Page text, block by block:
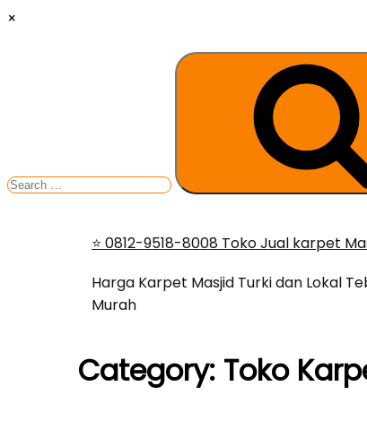
×
⭐ 0812-9518-8008 Toko Jual karpet
Harga Karpet Masjid Turki dan Lokal
Murah
Category: Toko